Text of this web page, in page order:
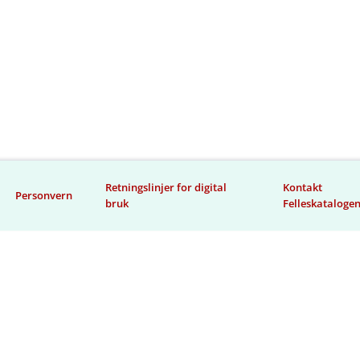
Personvern
Retningslinjer for digital
bruk
Kontakt
Felleskatalogen